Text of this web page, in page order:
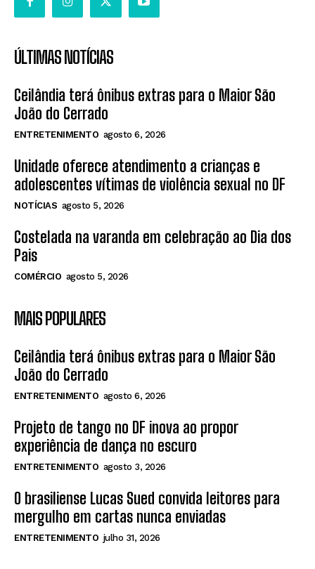
ÚLTIMAS NOTÍCIAS
Ceilândia terá ônibus extras para o Maior São
João do Cerrado
ENTRETENIMENTO agosto 6, 2026
Unidade oferece atendimento a crianças e
adolescentes vítimas de violência sexual no DF
NOTÍCIAS agosto 5, 2026
Costelada na varanda em celebração ao Dia dos
Pais
COMÉRCIO agosto 5, 2026
MAIS POPULARES
Ceilândia terá ônibus extras para o Maior São
João do Cerrado
ENTRETENIMENTO agosto 6, 2026
Projeto de tango no DF inova ao propor
experiência de dança no escuro
ENTRETENIMENTO agosto 3, 2026
O brasiliense Lucas Sued convida leitores para
mergulho em cartas nunca enviadas
ENTRETENIMENTO julho 31, 2026